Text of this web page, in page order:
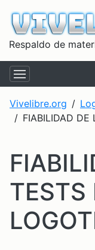
Respaldo de
Vivelibre.org
FIABILIDAD DE
TESTS